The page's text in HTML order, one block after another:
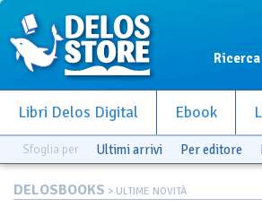
Ricerca
Libri Delos Digital Ebook
Sfoglia per Ultimi arrivi Per editore
DELOSBOOKS > ULTIME NOVITÀ